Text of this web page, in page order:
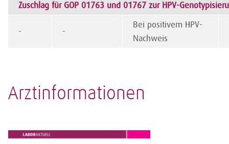
Zuschlag für GOP 01763 und 01767 zur HPV-
- -
Bei positivem HPV-
Nachweis
Arztinformationen